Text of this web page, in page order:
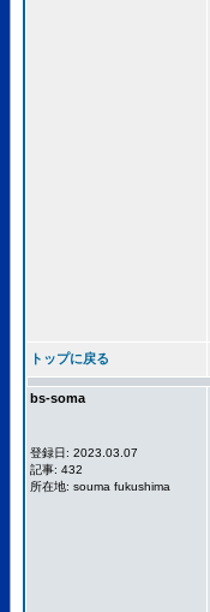
トップに戻る
bs-soma
登録日: 2023.03.07
記事: 432
所在地: souma fukushima